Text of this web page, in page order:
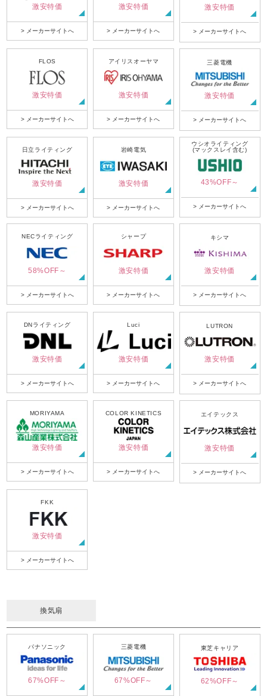
激安特価
> メーカーサイトへ
激安特価
> メーカーサイトへ
激安特価
> メーカーサイトへ
FLOS
激安特価
> メーカーサイトへ
アイリスオーヤマ
激安特価
> メーカーサイトへ
三菱電機
激安特価
> メーカーサイトへ
日立ライティング
激安特価
> メーカーサイトへ
岩崎電気
激安特価
> メーカーサイトへ
ウシオライティング
(マックスレイ含む)
43%OFF～
> メーカーサイトへ
NECライティング
58%OFF～
> メーカーサイトへ
シャープ
激安特価
> メーカーサイトへ
キシマ
激安特価
> メーカーサイトへ
DNライティング
激安特価
> メーカーサイトへ
Luci
激安特価
> メーカーサイトへ
LUTRON
激安特価
> メーカーサイトへ
MORIYAMA
激安特価
> メーカーサイトへ
COLOR KINETICS
激安特価
> メーカーサイトへ
エイテックス
激安特価
> メーカーサイトへ
FKK
激安特価
> メーカーサイトへ
換気扇
パナソニック
67%OFF～
三菱電機
67%OFF～
東芝キャリア
62%OFF～